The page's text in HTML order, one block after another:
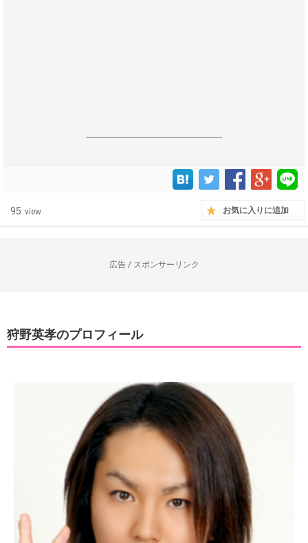
------------------------------------------------------------------
95 view お気に入りに追加
広告 / スポンサーリンク
狩野英孝のプロフィール